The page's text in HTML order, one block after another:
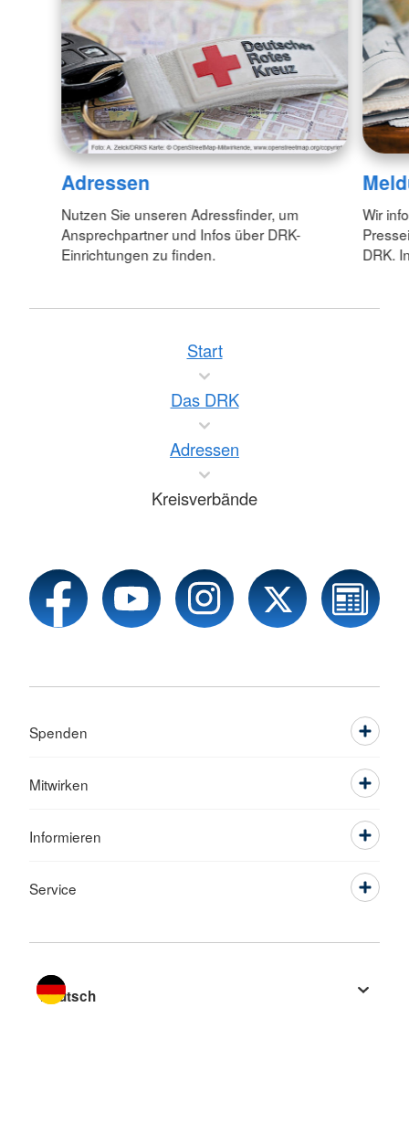
Adressen
Nutzen Sie unseren Adressfinder, um
Ansprechpartner und Infos über DRK-
Einrichtungen zu finden.
Wir
DRK.
Start
Das DRK
Adressen
Kreisverbände
Spenden
Mitwirken
Informieren
Service
Sprache wechseln zu